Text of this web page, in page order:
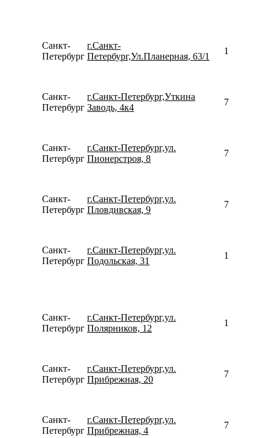
Санкт-
Петербург
г.Санкт-
Петербург,Ул.Планерная, 63/1
Санкт-
Петербург
г.Санкт-Петербург,Уткина
Заводь, 4к4
Санкт-
Петербург
г.Санкт-Петербург,ул.
Пионерстроя, 8
Санкт-
Петербург
г.Санкт-Петербург,ул.
Пловдивская, 9
Санкт-
Петербург
г.Санкт-Петербург,ул.
Подольская, 31
Санкт-
Петербург
г.Санкт-Петербург,ул.
Полярников, 12
Санкт-
Петербург
г.Санкт-Петербург,ул.
Прибрежная, 20
Санкт-
Петербург
г.Санкт-Петербург,ул.
Прибрежная, 4